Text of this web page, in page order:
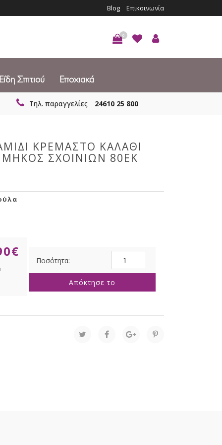
Blog Επικοινωνία
0
Είδη Σπιτιού Εποχιακά
Τηλ. παραγγελίες 24610 25 800
ΚΡΕΜΑΣΤΟ ΚΑΛΑΘΙ
ΜΗΚΟΣ ΣΧΟΙΝΙΩΝ 80ΕΚ
€
ΚΕΡΑΜΙΔΙ
ΚΡΕΜΑΣΤΟ
ΚΑΛΑΘΙ
Φ20x15x80EK
ΜΗΚΟΣ
80ΕΚ
Απόκτησε το